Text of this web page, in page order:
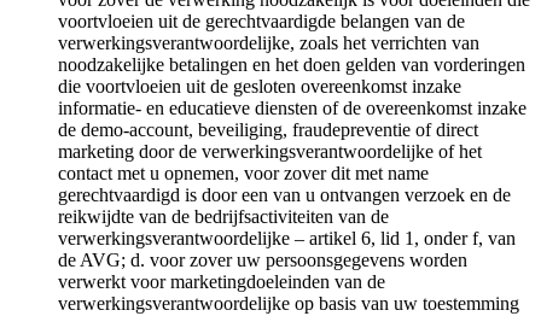
voortvloeien uit de gerechtvaardigde belangen van de
verwerkingsverantwoordelijke, zoals het verrichten van
noodzakelijke betalingen en het doen gelden van vorderingen
die voortvloeien uit de gesloten overeenkomst inzake
informatie- en educatieve diensten of de overeenkomst inzake
de demo-account, beveiliging, fraudepreventie of direct
marketing door de verwerkingsverantwoordelijke of het
contact met u opnemen, voor zover dit met name
gerechtvaardigd is door een van u ontvangen verzoek en de
reikwijdte van de bedrijfsactiviteiten van de
verwerkingsverantwoordelijke – artikel 6, lid 1, onder f, van
de AVG; d. voor zover uw persoonsgegevens worden
verwerkt voor marketingdoeleinden van de
verwerkingsverantwoordelijke op basis van uw toestemming